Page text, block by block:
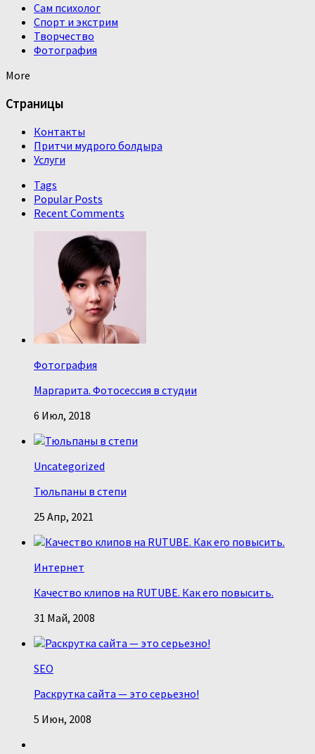
Сам психолог
Спорт и экстрим
Творчество
Фотография
More
Страницы
Контакты
Притчи мудрого болдыра
Услуги
Tags
Popular Posts
Recent Comments
Фотография
Маргарита. Фотосессия в студии
6 Июл, 2018
Uncategorized
Тюльпаны в степи
25 Апр, 2021
Интернет
Качество клипов на RUTUBE. Как его повысить.
31 Май, 2008
SEO
Раскрутка сайта — это серьезно!
5 Июн, 2008